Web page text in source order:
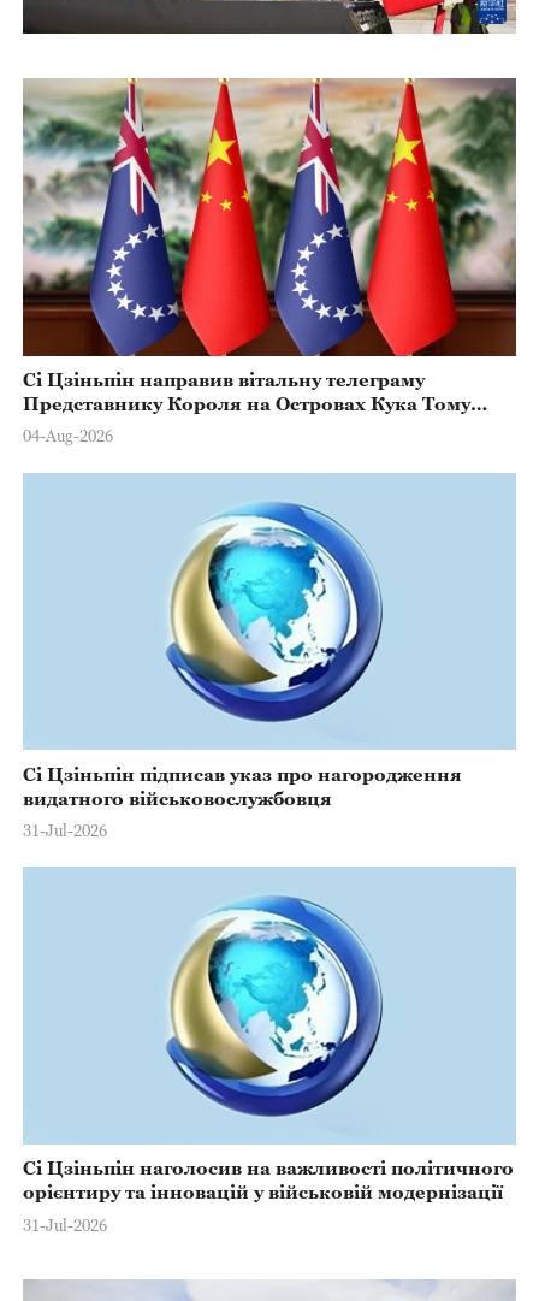
Сі Цзіньпін направив вітальну телеграму
Представнику Короля на Островах Кука Тому
Марстерсу з нагоди Дня Конституції
04-Aug-2026
Сі Цзіньпін підписав указ про нагородження
видатного військовослужбовця
31-Jul-2026
Сі Цзіньпін наголосив на важливості політичного
орієнтиру та інновацій у військовій модернізації
31-Jul-2026